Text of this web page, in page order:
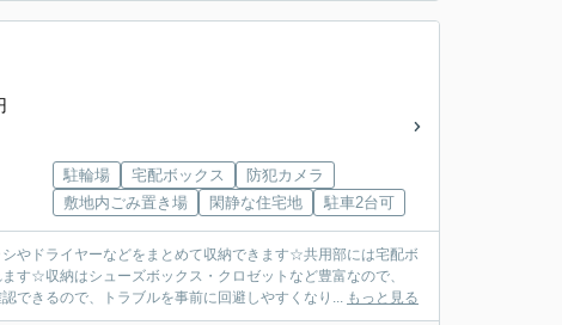
駐輪場 宅配ボックス
防犯カメラ
敷地内ごみ置き場
閑静な住宅地 駐車2台可
やドライヤーなどをまとめて収納できます☆共用部には宅配ボ
す☆収納はシューズボックス・クロゼットなど豊富なので、
できるので、トラブルを事前に回避しやすくなり... もっと見る